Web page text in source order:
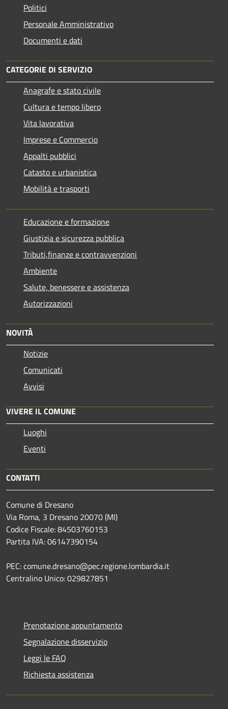
Politici
Personale Amministrativo
Documenti e dati
CATEGORIE DI SERVIZIO
Anagrafe e stato civile
Cultura e tempo libero
Vita lavorativa
Imprese e Commercio
Appalti pubblici
Catasto e urbanistica
Mobilità e trasporti
Educazione e formazione
Giustizia e sicurezza pubblica
Tributi,finanze e contravvenzioni
Ambiente
Salute, benessere e assistenza
Autorizzazioni
NOVITÀ
Notizie
Comunicati
Avvisi
VIVERE IL COMUNE
Luoghi
Eventi
CONTATTI
Comune di Dresano
Via Roma, 3 Dresano 20070 (MI)
Codice Fiscale: 84503760153
Partita IVA: 06147390154
PEC: comune.dresano@pec.regione.lombardia.it
Centralino Unico: 029827851
Prenotazione appuntamento
Segnalazione disservizio
Leggi le FAQ
Richiesta assistenza